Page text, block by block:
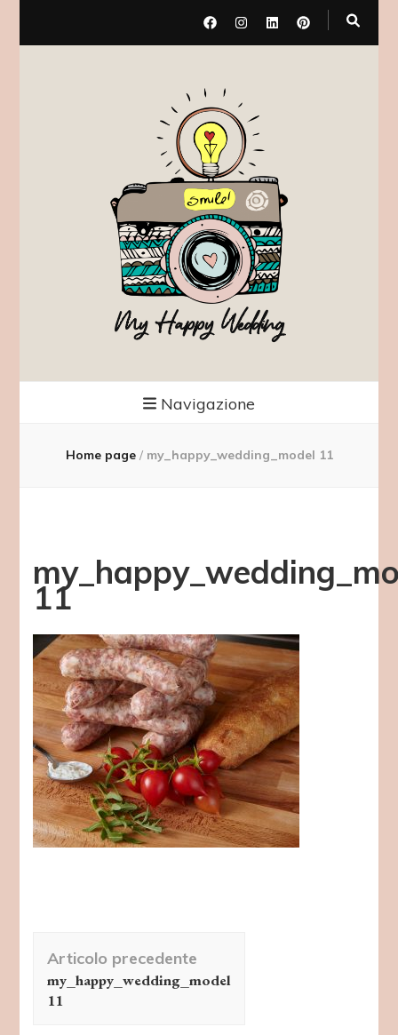
My Happy Wedding
Navigazione
Home page / my_happy_wedding_model 11
11
articolo
Articolo precedente
my_happy_wedding_model
11